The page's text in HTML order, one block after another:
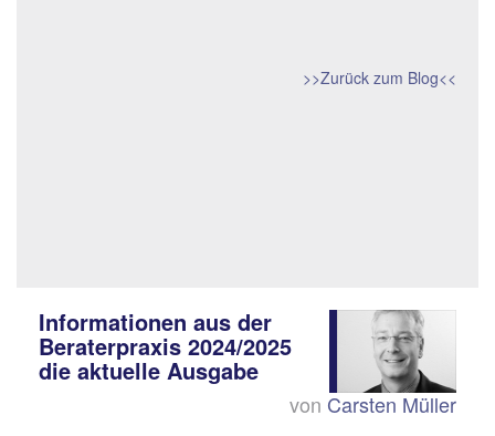
>>Zurück zum Blog<<
Informationen aus der
Beraterpraxis 2024/2025
die aktuelle Ausgabe
von Carsten Müller